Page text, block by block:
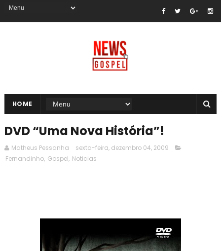
HOME
DVD “Uma Nova História”!
Matheus Pessanha
sexta-feira, dezembro 04, 2009
Fernandinho, Gospel, Noticias